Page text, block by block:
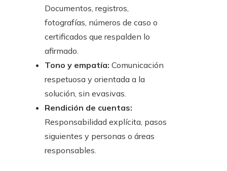
Documentos, registros,
fotografías, números de caso o
certificados que respalden lo
afirmado.
Tono y empatía: Comunicación
respetuosa y orientada a la
solución, sin evasivas.
Rendición de cuentas:
Responsabilidad explícita, pasos
siguientes y personas o áreas
responsables.